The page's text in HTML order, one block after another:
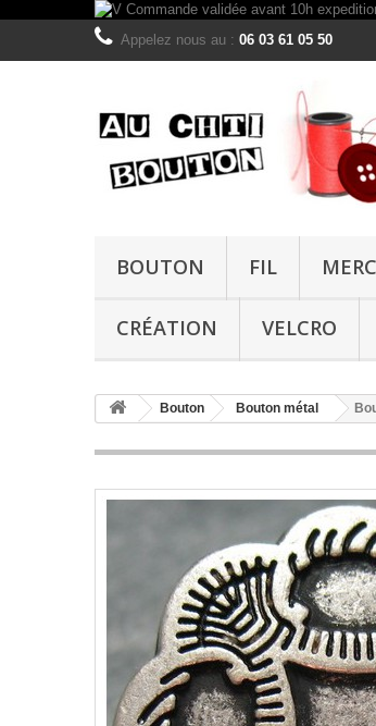
Appelez nous au : 06 03 61 05 50
BOUTON FIL
CRÉATION VELCRO
Bouton Bouton métal